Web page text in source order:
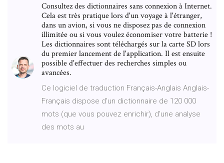
Consultez des dictionnaires sans connexion à Internet.
Cela est très pratique lors d'un voyage à l'étranger,
dans un avion, si vous ne disposez pas de connexion
illimitée ou si vous voulez économiser votre batterie !
Les dictionnaires sont téléchargés sur la carte SD lors
du premier lancement de l'application. Il est ensuite
possible d'effectuer des recherches simples ou
avancées.
Ce logiciel de traduction Français-Anglais Anglais-
Français dispose d'un dictionnaire de 120 000
mots (que vous pouvez enrichir), d'une analyse
des mots au